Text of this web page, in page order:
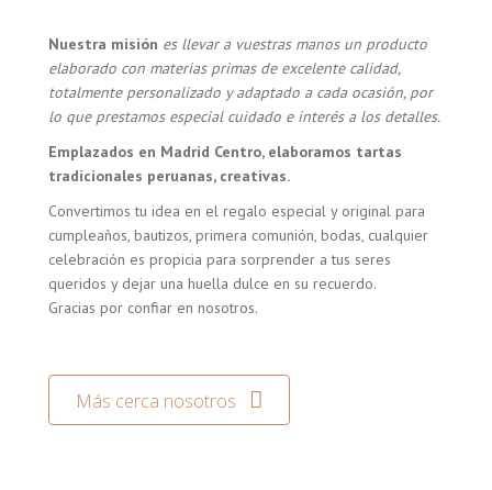
Nuestra misión es llevar a vuestras manos un producto
elaborado con materias primas de excelente calidad,
totalmente personalizado y adaptado a cada ocasión, por
lo que prestamos especial cuidado e interés a los detalles.
Emplazados en Madrid Centro, elaboramos tartas
tradicionales peruanas, creativas.
Convertimos tu idea en el regalo especial y original para
cumpleaños, bautizos, primera comunión, bodas, cualquier
celebración es propicia para sorprender a tus seres
queridos y dejar una huella dulce en su recuerdo.
Gracias por confiar en nosotros.
Más cerca nosotros